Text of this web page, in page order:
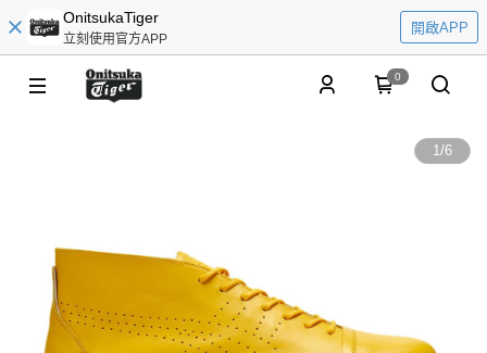
OnitsukaTiger
立刻使用官方APP
開啟APP
0
1/6